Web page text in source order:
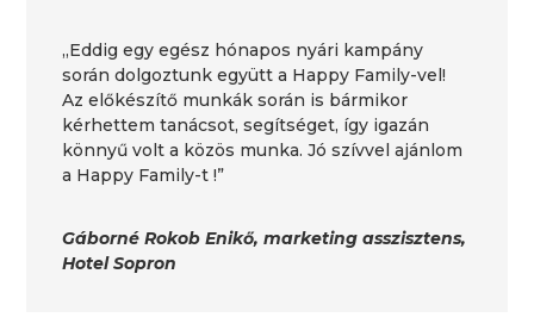
„Eddig egy egész hónapos nyári kampány
során dolgoztunk együtt a Happy Family-vel!
Az előkészítő munkák során is bármikor
kérhettem tanácsot, segítséget, így igazán
könnyű volt a közös munka. Jó szívvel ajánlom
a Happy Family-t !”
Gáborné Rokob Enikő, marketing asszisztens,
Hotel Sopron